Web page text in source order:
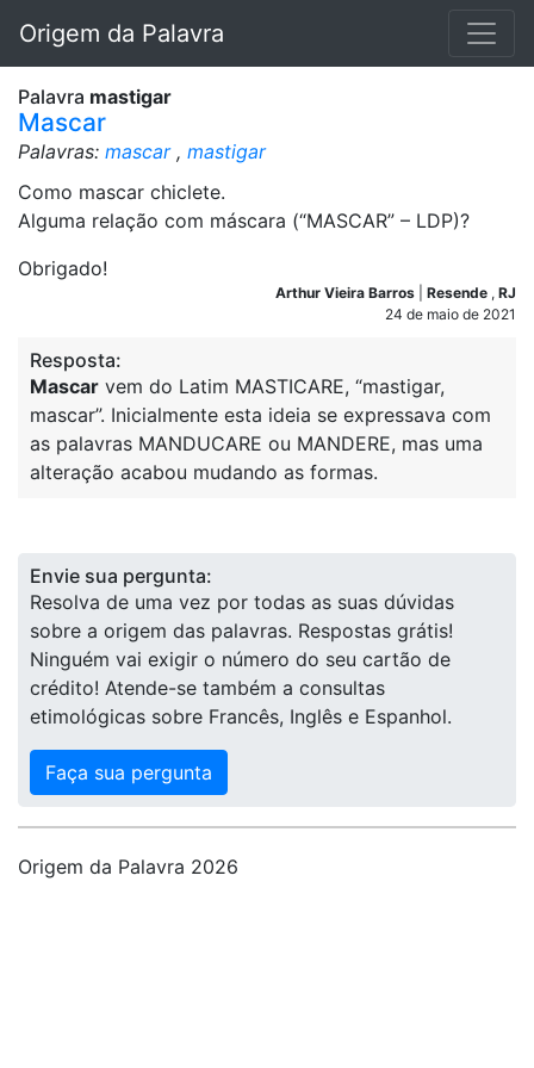
Origem da Palavra
Palavra mastigar
Mascar
Palavras: mascar, mastigar
Como mascar chiclete.
Alguma relação com máscara (“MASCAR” – LDP)?
Obrigado!
Arthur Vieira Barros Resende , RJ
24 de maio de 2021
Resposta:
Mascar vem do Latim MASTICARE, “mastigar,
mascar”. Inicialmente esta ideia se expressava com
as palavras MANDUCARE ou MANDERE, mas uma
alteração acabou mudando as formas.
Envie sua pergunta:
Resolva de uma vez por todas as suas dúvidas
sobre a origem das palavras. Respostas grátis!
Ninguém vai exigir o número do seu cartão de
crédito! Atende-se também a consultas
etimológicas sobre Francês, Inglês e Espanhol.
Faça sua pergunta
Origem da Palavra 2026